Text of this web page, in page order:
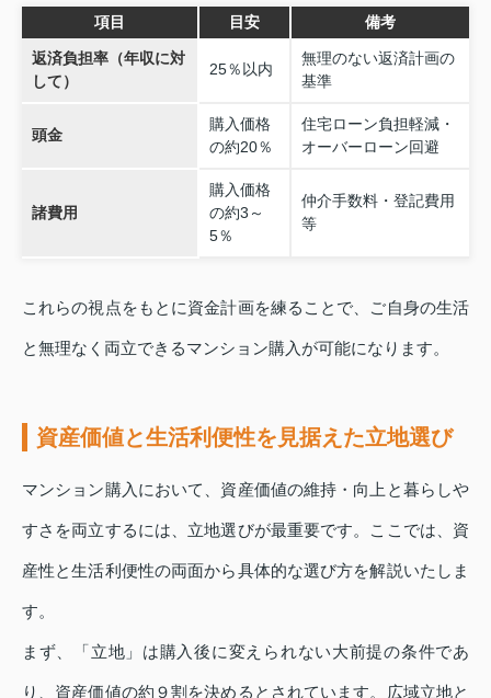
項目 目安 備考
返済負担率（年収に対
して）
25％以内
無理のない返済計画の
基準
頭金
購入価格
の約20％
住宅ローン負担軽減・
オーバーローン回避
諸費用
購入価格
の約3～
5％
仲介手数料・登記費用
等
これらの視点をもとに資金計画を練ることで、ご自身の生活
と無理なく両立できるマンション購入が可能になります。
資産価値と生活利便性を見据えた立地選び
マンション購入において、資産価値の維持・向上と暮らしや
すさを両立するには、立地選びが最重要です。ここでは、資
産性と生活利便性の両面から具体的な選び方を解説いたしま
す。
まず、「立地」は購入後に変えられない大前提の条件であ
り、資産価値の約９割を決めるとされています。広域立地と